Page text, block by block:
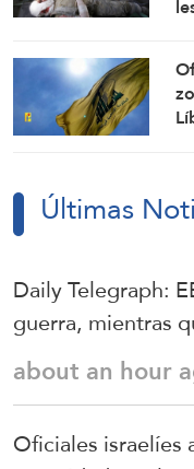
Últimas
Daily Telegraph:
guerra, mientras
about an hour
Oficiales israelíes